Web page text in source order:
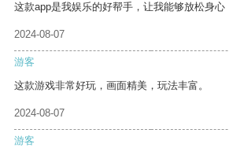
这款app是我娱乐的好帮手，让我能够放松身心
2024-08-07
游客
这款游戏非常好玩，画面精美，玩法丰富。
2024-08-07
游客